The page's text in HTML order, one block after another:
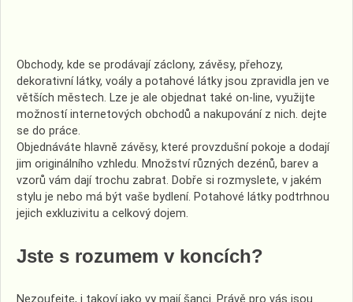
Obchody, kde se prodávají záclony, závěsy, přehozy,
dekorativní látky, voály a potahové látky jsou zpravidla jen ve
větších městech. Lze je ale objednat také on-line, využijte
možností internetových obchodů a nakupování z nich. dejte
se do práce.
Objednáváte hlavně závěsy, které provzdušní pokoje a dodají
jim originálního vzhledu. Množství různých dezénů, barev a
vzorů vám dají trochu zabrat. Dobře si rozmyslete, v jakém
stylu je nebo má být vaše bydlení. Potahové látky podtrhnou
jejich exkluzivitu a celkový dojem.
Jste s rozumem v koncích?
Nezoufejte, i takoví jako vy mají šanci. Právě pro vás jsou